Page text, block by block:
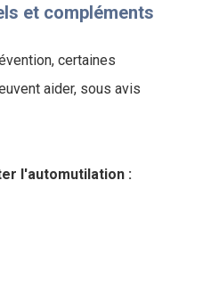
et compléments
certaines
aider, sous avis
l'automutilation :